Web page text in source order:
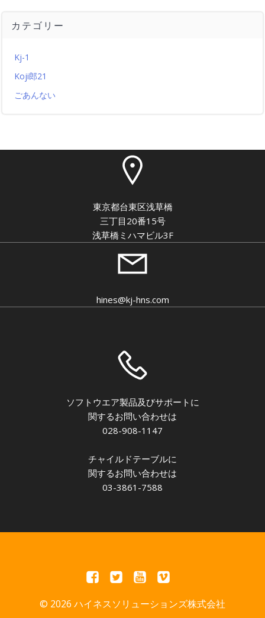
カテゴリー
Kj-1
Koji郎21
ごあんない
東京都台東区浅草橋
三丁目20番15号
浅草橋ミハマビル3F
hines@kj-hns.com
ソフトウエア製品及びサポートに
関するお問い合わせは
028-908-1147
チャイルドテーブルに
関するお問い合わせは
03-3861-7588
© 2026 ハイネスソリューションズ株式会社